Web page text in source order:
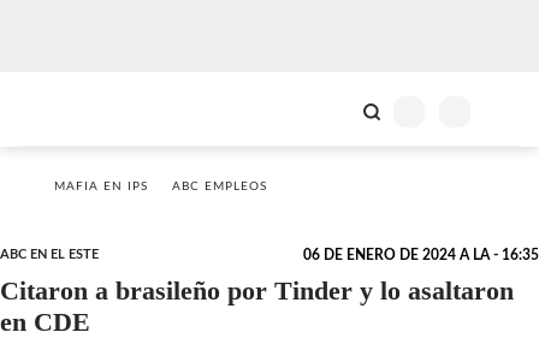
MAFIA EN IPS ABC EMPLEOS
ABC EN EL ESTE 06 DE ENERO DE 2024 A LA - 16:35
Citaron a brasileño por Tinder y lo asaltaron
en CDE